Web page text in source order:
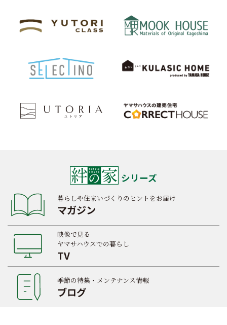
シリーズ
暮らしや住まいづくりのヒントをお届け
マガジン
映像で見る
ヤマサハウスでの暮らし
TV
季節の特集・メンテナンス情報
ブログ